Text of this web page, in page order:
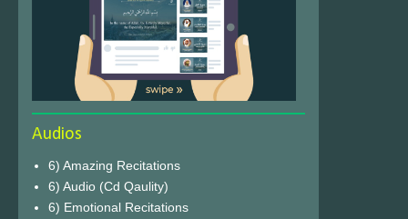
Audios
6) Amazing Recitations
6) Audio (Cd Qaulity)
6) Emotional Recitations